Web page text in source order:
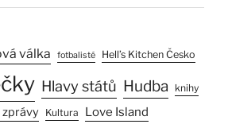
válka fotbalisté Hell’s Kitchen Česko
Hlavy států Hudba knihy
Kultura Love Island